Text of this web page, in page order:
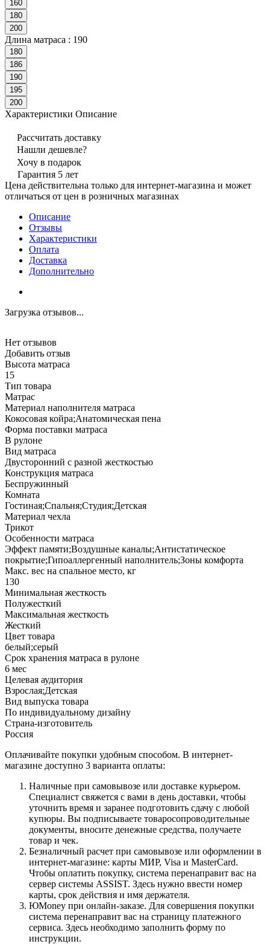
160
180
200
Длина матраса : 190
180
186
190
195
200
Характеристики Описание
Рассчитать доставку
Нашли дешевле?
Хочу в подарок
Гарантия 5 лет
Цена действительна только для интернет-магазина и может
отличаться от цен в розничных магазинах
Описание
Отзывы
Характеристики
Оплата
Доставка
Дополнительно
Загрузка отзывов...
Нет отзывов
Добавить отзыв
Высота матраса
15
Тип товара
Матрас
Материал наполнителя матраса
Кокосовая койра;Анатомическая пена
Форма поставки матраса
В рулоне
Вид матраса
Двусторонний с разной жесткостью
Конструкция матраса
Беспружинный
Комната
Гостиная;Спальня;Студия;Детская
Материал чехла
Трикот
Особенности матраса
Эффект памяти;Воздушные каналы;Антистатическое
покрытие;Гипоаллергенный наполнитель;Зоны комфорта
Макс. вес на спальное место, кг
130
Минимальная жесткость
Полужесткий
Максимальная жесткость
Жесткий
Цвет товара
белый;серый
Срок хранения матраса в рулоне
6 мес
Целевая аудитория
Взрослая;Детская
Вид выпуска товара
По индивидуальному дизайну
Страна-изготовитель
Россия
Оплачивайте покупки удобным способом. В интернет-
магазине доступно 3 варианта оплаты:
Наличные при самовывозе или доставке курьером.
Специалист свяжется с вами в день доставки, чтобы
уточнить время и заранее подготовить сдачу с любой
купюры. Вы подписываете товаросопроводительные
документы, вносите денежные средства, получаете
товар и чек.
Безналичный расчет при самовывозе или оформлении в
интернет-магазине: карты МИР, Visa и MasterCard.
Чтобы оплатить покупку, система перенаправит вас на
сервер системы ASSIST. Здесь нужно ввести номер
карты, срок действия и имя держателя.
ЮMoney при онлайн-заказе. Для совершения покупки
система перенаправит вас на страницу платежного
сервиса. Здесь необходимо заполнить форму по
инструкции.